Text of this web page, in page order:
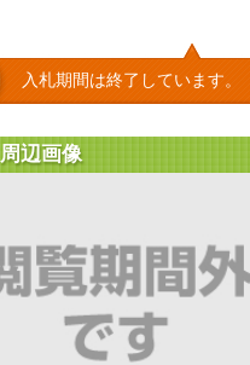
入札期間は終了しています。
周辺画像